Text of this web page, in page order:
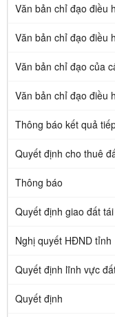
Văn bản chỉ đạo điều
Văn bản chỉ đạo điều
Văn bản chỉ đạo của
Văn bản chỉ đạo điều
Thông báo kết quả
Quyết định cho thuê
Thông báo
Quyết định giao đất
Nghị quyết HĐND tỉnh
Quyết định lĩnh vực
Quyết định